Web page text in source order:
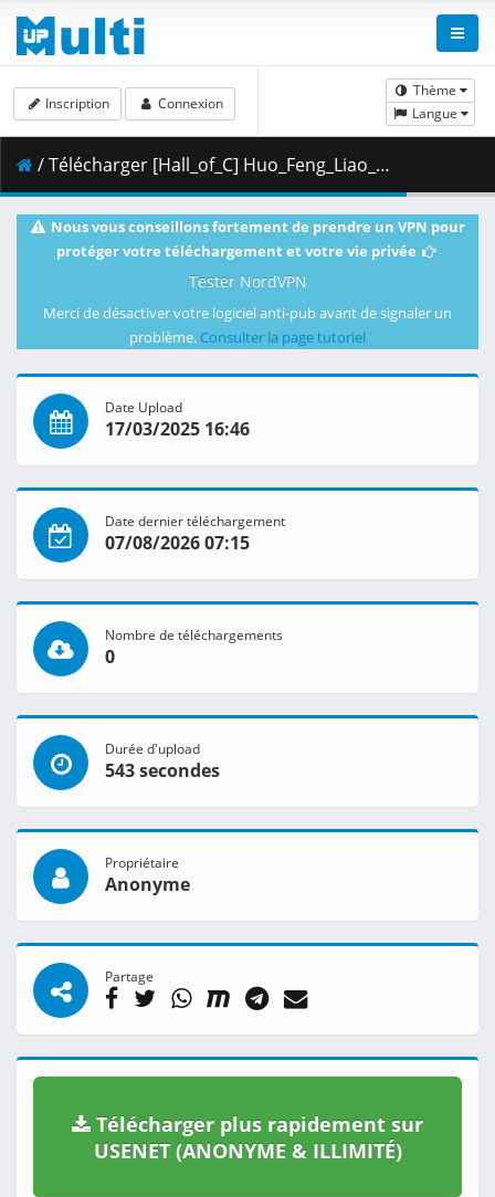
Thème
Langue
Inscription Connexion
/ Télécharger [Hall_of_C] Huo_Feng_Liao_Yuan_S02E01.mkv.002 ( 473.76 MB )
Nous vous conseillons fortement de prendre un VPN pour
protéger votre téléchargement et votre vie privée
Tester NordVPN
Merci de désactiver votre logiciel anti-pub avant de signaler un
problème. Consulter la page tutoriel
Date Upload
17/03/2025 16:46
Date dernier téléchargement
07/08/2026 07:15
Nombre de téléchargements
0
Durée d'upload
543 secondes
Propriétaire
Anonyme
Partage
Télécharger plus rapidement sur
USENET (ANONYME & ILLIMITÉ)